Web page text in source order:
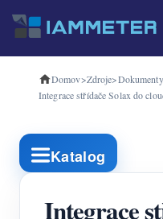
produkty
Třífázový Wi-Fi
Třífázový Wi-Fi
Domov>Zdroje>Dokumenty
Integrace střídače Solax do
Katalog
Integrace